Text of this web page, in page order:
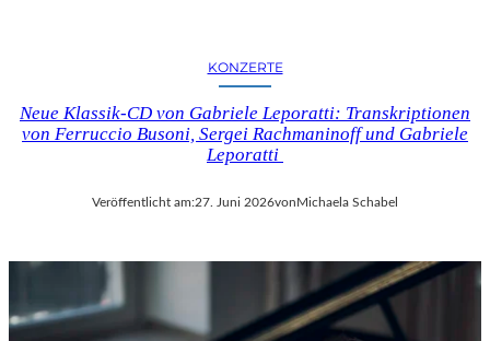
KONZERTE
Neue Klassik-CD von Gabriele Leporatti: Transkriptionen
von Ferruccio Busoni, Sergei Rachmaninoff und Gabriele
Leporatti
Veröffentlicht am:27. Juni 2026von Michaela Schabel